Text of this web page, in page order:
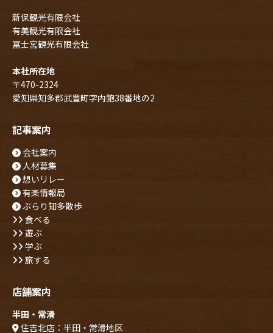
新保観光有限会社
有美観光有限会社
冨士宮観光有限会社
本社所在地
〒470-2324
愛知県知多郡武豊町字内鉋38番地の2
記事案内
会社案内
人材募集
想いリレー
有楽情報局
ぶらり知多散歩
食べる
遊ぶ
学ぶ
旅する
店舗案内
半田・常滑
住吉北店：半田・常滑地区